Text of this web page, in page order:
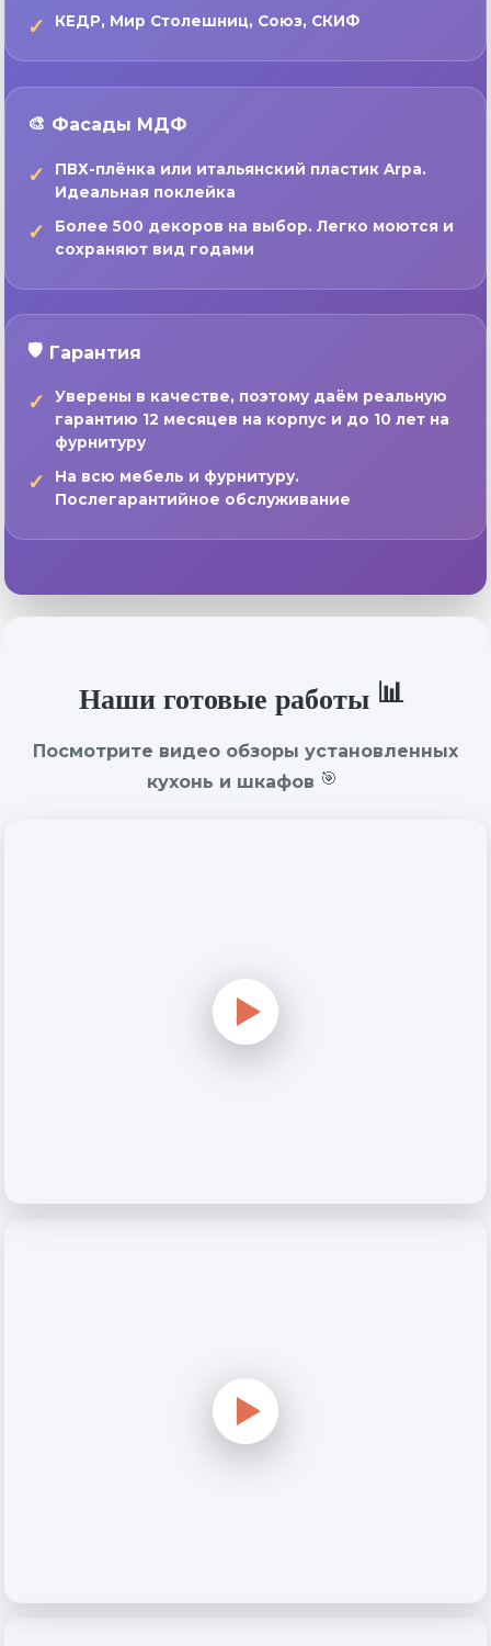
КЕДР, Мир Столешниц, Союз, СКИФ
Фасады МДФ
ПВХ-плёнка или итальянский пластик Arpa.
Идеальная поклейка
Более 500 декоров на выбор. Легко моются и
сохраняют вид годами
Гарантия
Уверены в качестве, поэтому даём реальную
гарантию 12 месяцев на корпус и до 10 лет на
фурнитуру
На всю мебель и фурнитуру.
Послегарантийное обслуживание
Наши готовые работы
Посмотрите видео обзоры установленных
кухонь и шкафов